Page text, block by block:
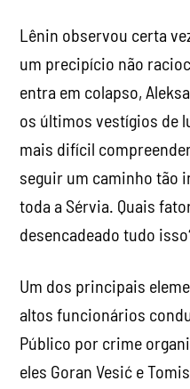
Lênin observou certa
um precipício não
entra em colapso,
os últimos vestígios de
mais difícil
seguir um caminho tão
toda a Sérvia. Quais
desencadeado tudo
Um dos principais
altos funcionários
Público por crime
eles Goran Vesić e